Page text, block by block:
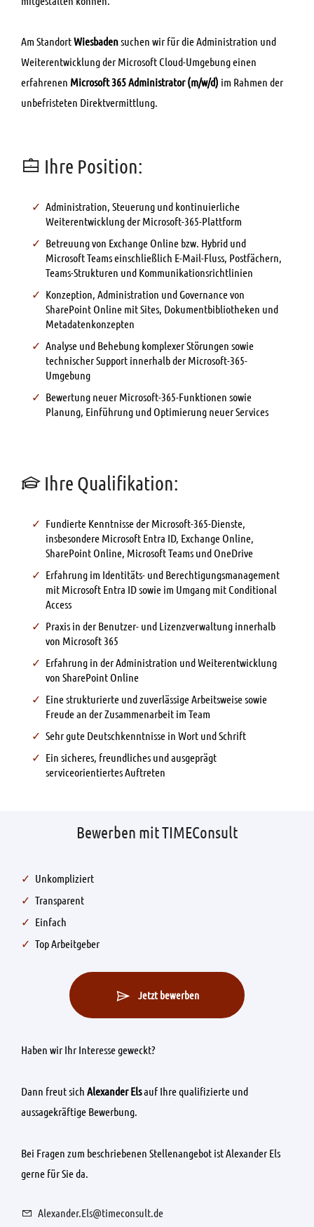
Am StandortWiesbadensuchen wir für die Administration und
Weiterentwicklung der Microsoft Cloud-Umgebung einen
erfahrenen Microsoft 365 Administrator (m/w/d) im Rahmen der
unbefristeten Direktvermittlung.
Ihre Position:
Administration, Steuerung und kontinuierliche
Weiterentwicklung der Microsoft-365-Plattform
Betreuung von Exchange Online bzw. Hybrid und
Microsoft Teams einschließlich E-Mail-Fluss, Postfächern,
Teams-Strukturen und Kommunikationsrichtlinien
Konzeption, Administration und Governance von
SharePoint Online mit Sites, Dokumentbibliotheken und
Metadatenkonzepten
Analyse und Behebung komplexer Störungen sowie
technischer Support innerhalb der Microsoft-365-
Umgebung
Bewertung neuer Microsoft-365-Funktionen sowie
Planung, Einführung und Optimierung neuer Services
Ihre Qualifikation:
Fundierte Kenntnisse der Microsoft-365-Dienste,
insbesondere Microsoft Entra ID, Exchange Online,
SharePoint Online, Microsoft Teams und OneDrive
Erfahrung im Identitäts- und Berechtigungsmanagement
mit Microsoft Entra ID sowie im Umgang mit Conditional
Access
Praxis in der Benutzer- und Lizenzverwaltung innerhalb
von Microsoft 365
Erfahrung in der Administration und Weiterentwicklung
von SharePoint Online
Eine strukturierte und zuverlässige Arbeitsweise sowie
Freude an der Zusammenarbeit im Team
Sehr gute Deutschkenntnisse in Wort und Schrift
Ein sicheres, freundliches und ausgeprägt
serviceorientiertes Auftreten
Bewerben mit TIMEConsult
Unkompliziert
Transparent
Einfach
Top Arbeitgeber
Jetzt bewerben
Haben wir Ihr Interesse geweckt?
Dann freut sich Alexander Elsauf Ihre qualifizierte und
aussagekräftige Bewerbung.
Bei Fragen zum beschriebenen Stellenangebot ist Alexander Els
gerne für Sie da.
Alexander.Els@timeconsult.de